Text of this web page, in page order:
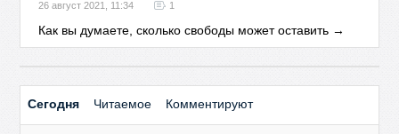
26 август 2021, 11:34 1
Как вы думаете, сколько свободы может оставить →
Сегодня Читаемое Комментируют